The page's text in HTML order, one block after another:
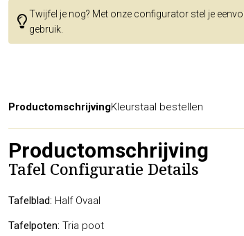
Twijfel je nog? Met onze configurator stel je
gebruik.
ProductomschrijvingKleurstaal bestellen
Productomschrijving
Tafel Configuratie Details
Tafelblad: Half Ovaal
Tafelpoten: Tria poot